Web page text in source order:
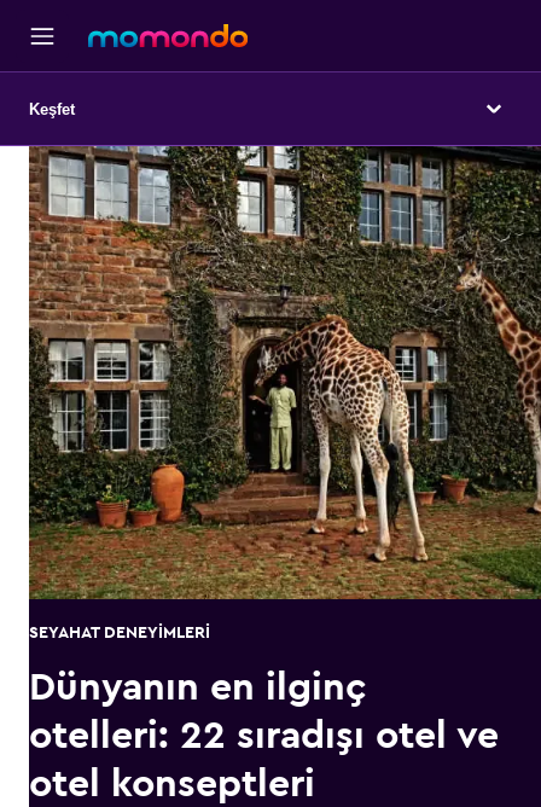
Keşfet
SEYAHAT DENEYIMLERI
Dünyanın en ilginç
otelleri: 22 sıradışı otel ve
otel konseptleri